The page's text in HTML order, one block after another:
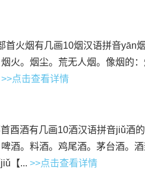
火烟有几画10烟汉语拼音yān
火。烟尘。荒无人烟。像烟的：
>>点击查看详情
酉酒有几画10酒汉语拼音jiǔ酒
酒。料酒。鸡尾酒。茅台酒。酒
【... >>点击查看详情